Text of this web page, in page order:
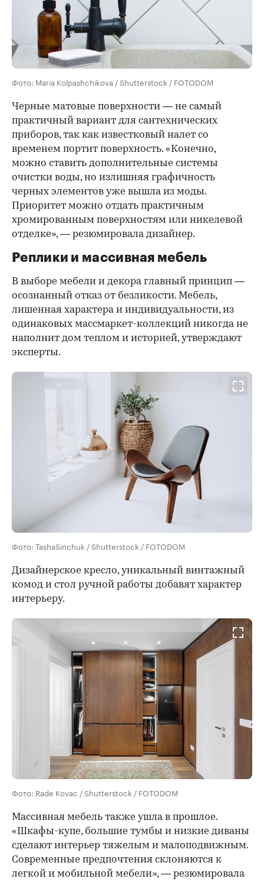
Фото: Maria Kolpashchikova / Shutterstock / FOTODOM
Черные матовые поверхности — не самый
практичный вариант для сантехнических
приборов, так как известковый налет со
временем портит поверхность. «Конечно,
можно ставить дополнительные системы
очистки воды, но излишняя графичность
черных элементов уже вышла из моды.
Приоритет можно отдать практичным
хромированным поверхностям или никелевой
отделке», — резюмировала дизайнер.
Реплики и массивная мебель
В выборе мебели и декора главный принцип —
осознанный отказ от безликости. Мебель,
лишенная характера и индивидуальности, из
одинаковых массмаркет-коллекций никогда не
наполнит дом теплом и историей, утверждают
эксперты.
Фото: TashaSinchuk / Shutterstock / FOTODOM
Дизайнерское кресло, уникальный винтажный
комод и стол ручной работы добавят характер
интерьеру.
Фото: Rade Kovac / Shutterstock / FOTODOM
Массивная мебель также ушла в прошлое.
«Шкафы-купе, большие тумбы и низкие диваны
сделают интерьер тяжелым и малоподвижным.
Современные предпочтения склоняются к
легкой и мобильной мебели», — резюмировала